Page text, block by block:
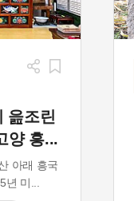
읊조린
양 흥...
아래 흥국
년 미